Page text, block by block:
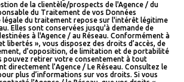
de la clientèle/prospects de l'Agence / du
du Traitement de vos Données
légale du traitement repose sur l'intérêt légitime
Elles sont conservées jusqu'à demande de
à l'Agence / au Réseau. Conformément à
libertés », vous disposez des droits d’accès, de
d’opposition, de limitation et de portabilité
pouvez retirer votre consentement à tout
directement l’Agence / Le Réseau. Consultez le
plus d’informations sur vos droits. Si vous